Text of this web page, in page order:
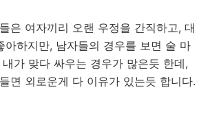
은 여자끼리 오랜 우정을 간직하고, 대
아하지만, 남자들의 경우를 보면 술 마
가 맞다 싸우는 경우가 많은듯 한데,
면 외로운게 다 이유가 있는듯 합니다.